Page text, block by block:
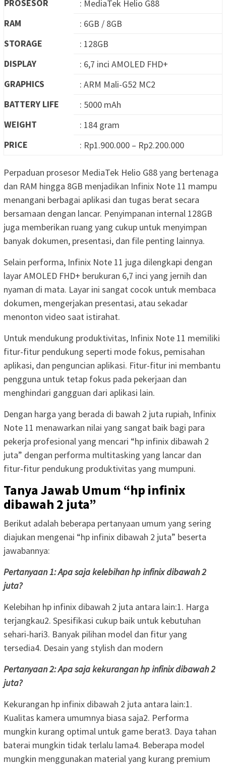
PROSESOR
: MediaTek Helio G88
RAM
: 6GB / 8GB
STORAGE
: 128GB
DISPLAY
: 6,7 inci AMOLED FHD+
GRAPHICS
: ARM Mali-G52 MC2
BATTERY LIFE
: 5000 mAh
WEIGHT
: 184 gram
PRICE
: Rp1.900.000 – Rp2.200.000
Perpaduan prosesor MediaTek Helio G88 yang bertenaga
dan RAM hingga 8GB menjadikan Infinix Note 11 mampu
menangani berbagai aplikasi dan tugas berat secara
bersamaan dengan lancar. Penyimpanan internal 128GB
juga memberikan ruang yang cukup untuk menyimpan
banyak dokumen, presentasi, dan file penting lainnya.
Selain performa, Infinix Note 11 juga dilengkapi dengan
layar AMOLED FHD+ berukuran 6,7 inci yang jernih dan
nyaman di mata. Layar ini sangat cocok untuk membaca
dokumen, mengerjakan presentasi, atau sekadar
menonton video saat istirahat.
Untuk mendukung produktivitas, Infinix Note 11 memiliki
fitur-fitur pendukung seperti mode fokus, pemisahan
aplikasi, dan penguncian aplikasi. Fitur-fitur ini membantu
pengguna untuk tetap fokus pada pekerjaan dan
menghindari gangguan dari aplikasi lain.
Dengan harga yang berada di bawah 2 juta rupiah, Infinix
Note 11 menawarkan nilai yang sangat baik bagi para
pekerja profesional yang mencari “hp infinix dibawah 2
juta” dengan performa multitasking yang lancar dan
fitur-fitur pendukung produktivitas yang mumpuni.
Tanya Jawab Umum “hp infinix
dibawah 2 juta”
Berikut adalah beberapa pertanyaan umum yang sering
diajukan mengenai “hp infinix dibawah 2 juta” beserta
jawabannya:
Pertanyaan 1: Apa saja kelebihan hp infinix dibawah 2
juta?
Kelebihan hp infinix dibawah 2 juta antara lain:1. Harga
terjangkau2. Spesifikasi cukup baik untuk kebutuhan
sehari-hari3. Banyak pilihan model dan fitur yang
tersedia4. Desain yang stylish dan modern
Pertanyaan 2: Apa saja kekurangan hp infinix dibawah 2
juta?
Kekurangan hp infinix dibawah 2 juta antara lain:1.
Kualitas kamera umumnya biasa saja2. Performa
mungkin kurang optimal untuk game berat3. Daya tahan
baterai mungkin tidak terlalu lama4. Beberapa model
mungkin menggunakan material yang kurang premium